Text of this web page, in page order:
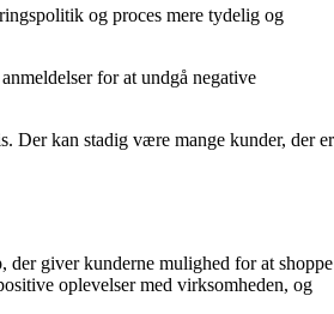
og proces mere tydelig og
for at undgå negative
Der kan stadig være mange kunder, der er
giver kunderne mulighed for at shoppe
oplevelser med virksomheden, og